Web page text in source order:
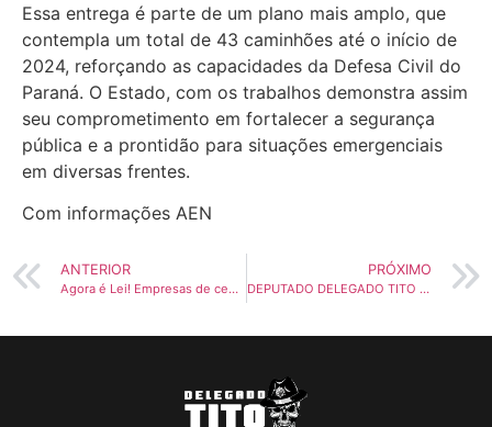
Essa entrega é parte de um plano mais amplo, que
contempla um total de 43 caminhões até o início de
2024, reforçando as capacidades da Defesa Civil do
Paraná. O Estado, com os trabalhos demonstra assim
seu comprometimento em fortalecer a segurança
pública e a prontidão para situações emergenciais
em diversas frentes.
Com informações AEN
ANTERIOR
Agora é Lei! Empresas de central de atendimento devem disponibilizar aos colaboradores um canal de denúncias de assédio sexual, homofobia e xenofobia
PRÓXIMO
DEPUTADO DELEGADO TITO BARICHELLO VOTA CONTRA O AUMENTO DO ICMS NO PARANÁ